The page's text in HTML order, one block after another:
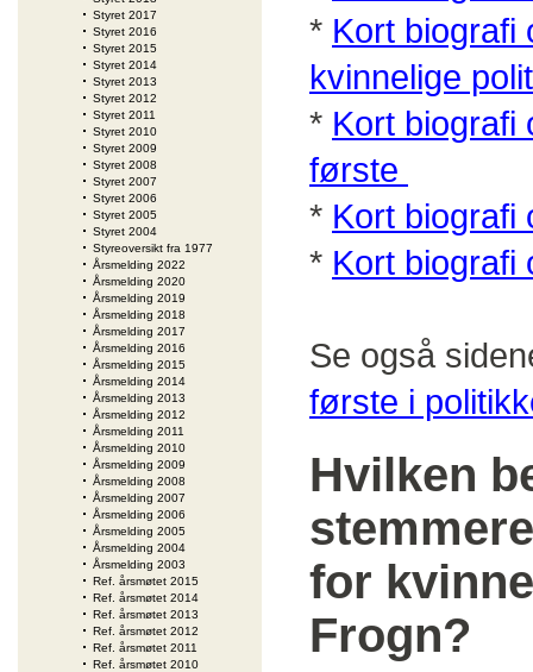
Styret 2017
Styret 2016
Styret 2015
Styret 2014
Styret 2013
Styret 2012
Styret 2011
Styret 2010
Styret 2009
Styret 2008
Styret 2007
Styret 2006
Styret 2005
Styret 2004
Styreoversikt fra 1977
Årsmelding 2022
Årsmelding 2020
Årsmelding 2019
Årsmelding 2018
Årsmelding 2017
Årsmelding 2016
Årsmelding 2015
Årsmelding 2014
Årsmelding 2013
Årsmelding 2012
Årsmelding 2011
Årsmelding 2010
Årsmelding 2009
Årsmelding 2008
Årsmelding 2007
Årsmelding 2006
Årsmelding 2005
Årsmelding 2004
Årsmelding 2003
Ref. årsmøtet 2015
Ref. årsmøtet 2014
Ref. årsmøtet 2013
Ref. årsmøtet 2012
Ref. årsmøtet 2011
Ref. årsmøtet 2010
* Kort biografi
kvinnelige
* Kort biografi
første
* Kort biografi
* Kort biografi
Se også
første i
Hvilken
for
Frogn?